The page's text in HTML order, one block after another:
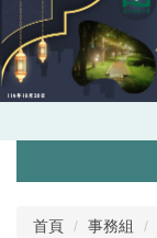
區
處本部
首頁 事務組